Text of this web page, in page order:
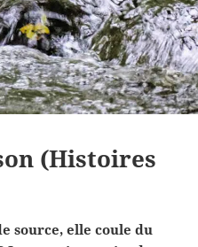
(Histoires
source, elle coule du